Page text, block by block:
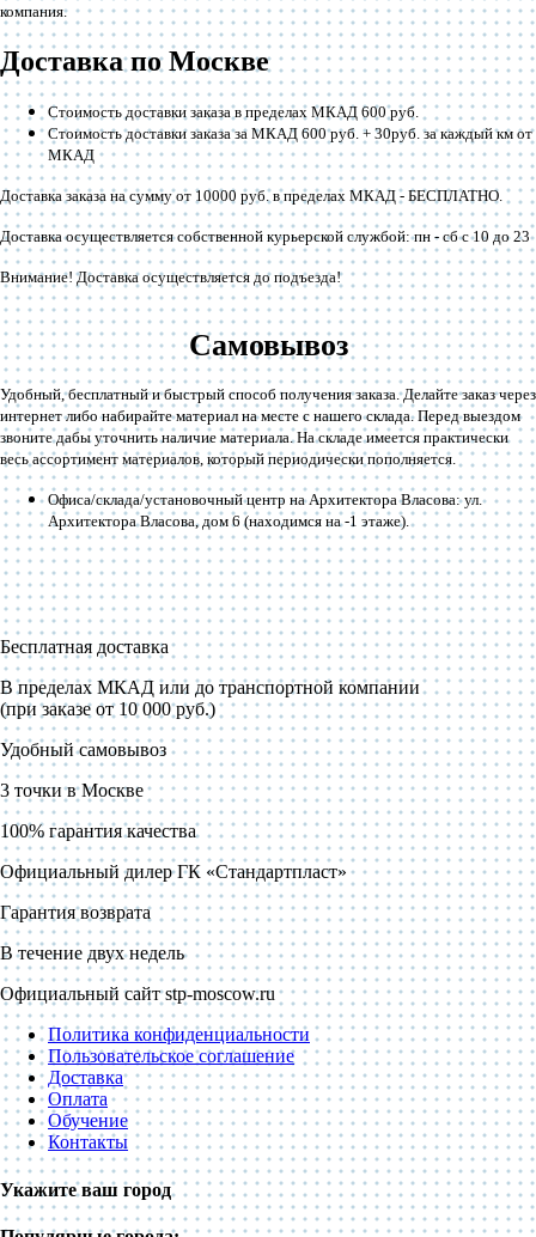
компания.
Доставка по Москве
Стоимость доставки заказа в пределах МКАД 600 руб.
Стоимость доставки заказа за МКАД 600 руб. + 30руб. за каждый км от
МКАД
Доставка заказа на сумму от 10000 руб. в пределах МКАД - БЕСПЛАТНО.
Доставка осуществляется собственной курьерской службой: пн - сб с 10 до 23
Внимание! Доставка осуществляется до подъезда!
Самовывоз
Удобный, бесплатный и быстрый способ получения заказа. Делайте заказ через
интернет либо набирайте материал на месте с нашего склада. Перед выездом
звоните дабы уточнить наличие материала. На складе имеется практически
весь ассортимент материалов, который периодически пополняется.
Офиса/склада/установочный центр на Архитектора Власова: ул.
Архитектора Власова, дом 6 (находимся на -1 этаже).
Бесплатная доставка
В пределах МКАД или до транспортной компании
(при заказе от 10 000 руб.)
Удобный самовывоз
3 точки в Москве
100% гарантия качества
Официальный дилер ГК «Стандартпласт»
Гарантия возврата
В течение двух недель
Официальный сайт stp-moscow.ru
Политика конфиденциальности
Пользовательское соглашение
Доставка
Оплата
Обучение
Контакты
Укажите ваш город